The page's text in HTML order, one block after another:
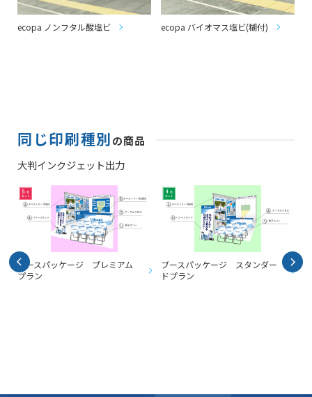
ecopa ノンフタル酸塩ビ ecopa バイオマス塩ビ(糊付)
同じ印刷種別の商品
大判インクジェット出力
ブースパッケージ プレミアム
プラン
ブースパッケージ スタンダー
ドプラン